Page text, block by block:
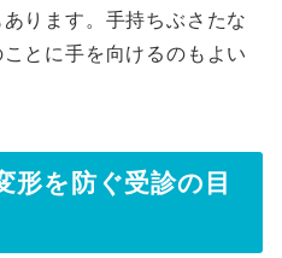
ります。手持ちぶさたな
とに手を向けるのもよい
形を防ぐ受診の目